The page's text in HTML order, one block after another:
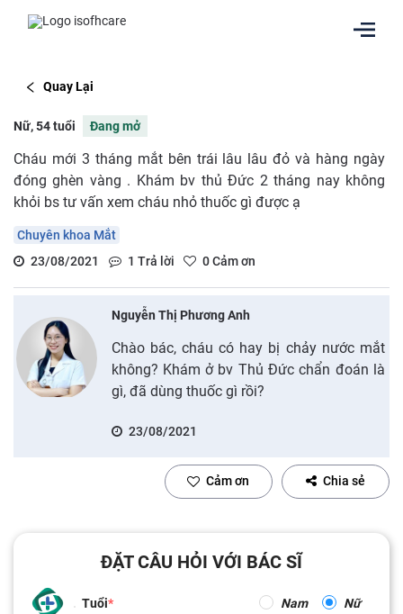
Quay Lại
Nữ, 54 tuổi Đang mở
Cháu mới 3 tháng mắt bên trái lâu lâu đỏ và hàng ngày
đóng ghèn vàng . Khám bv thủ Đức 2 tháng nay không
khỏi bs tư vấn xem cháu nhỏ thuốc gì được ạ
Chuyên khoa Mắt
23/08/2021
1 Trả lời 0Cảm ơn
Nguyễn Thị Phương Anh
Chào bác, cháu có hay bị chảy nước mắt
không? Khám ở bv Thủ Đức chẩn đoán là
gì, đã dùng thuốc gì rồi?
23/08/2021
Cảm ơn Chia sẻ
ĐẶT CÂU HỎI VỚI BÁC SĨ
Tuổi Nam Nữ